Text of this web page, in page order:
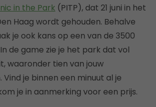
in the Park (PITP), dat 21 juni in het
Haag wordt gehouden. Behalve
je ook kans op een van de 3500
de game zie je het park dat vol
waaronder tien van jouw
Vind je binnen een minuut al je
je in aanmerking voor een prijs.